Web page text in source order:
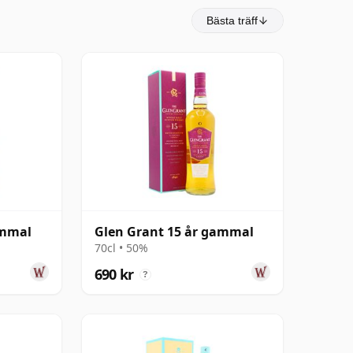
Bästa träff
Glen Grant 15 år gammal
70cl • 50%
690 kr ?